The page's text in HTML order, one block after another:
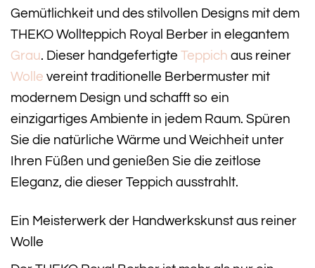
Gemütlichkeit und des stilvollen Designs mit dem
THEKO Wollteppich Royal Berber in elegantem
Grau. Dieser handgefertigte Teppich aus reiner
Wolle vereint traditionelle Berbermuster mit
modernem Design und schafft so ein
einzigartiges Ambiente in jedem Raum. Spüren
Sie die natürliche Wärme und Weichheit unter
Ihren Füßen und genießen Sie die zeitlose
Eleganz, die dieser Teppich ausstrahlt.
Ein Meisterwerk der Handwerkskunst aus reiner
Wolle